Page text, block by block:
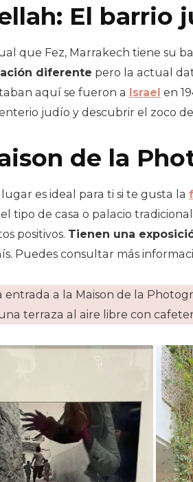
El barrio
que Fez, Marrakech tiene su
diferente pero la actual
aquí se fueron a Israel en
judío y descubrir el zoco de
de la
lugar es ideal para ti si te gusta la
tipo de casa o palacio
positivos. Tienen una
Puedes consultar más
entrada a la Maison de la
terraza al aire libre con